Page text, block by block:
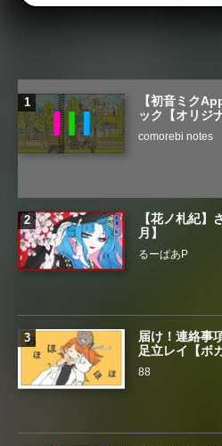
【初音ミク
ック【オリジ
comorebi notes
【花ノ札紀】
月】
るーぱあP
届け！連絡事
足立レイ【ボ
88